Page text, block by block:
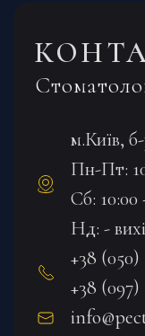
м.Київ,
Пн-Пт:
Сб: 10:00
Нд: -
+38 (050)
+38 (097)